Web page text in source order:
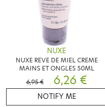
NUXE
NUXE REVE DE MIEL CREME
MAINS ET ONGLES 50ML
6,95 €
6,26 €
NOTIFY ME